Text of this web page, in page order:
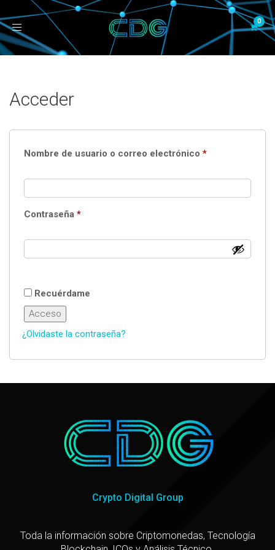
Toggle
navigation
Acceder
Nombre de usuario o correo electrónico *Obligatorio
Contraseña *Obligatorio
Recuérdame
Acceso
¿Olvidaste la contraseña?
Crypto Digital Group
Toda la información sobre Criptomonedas, Tecnología